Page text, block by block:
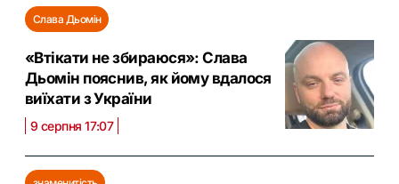
Слава Дьомін
«Втікати не збираюся»: Слава
Дьомін пояснив, як йому вдалося
виїхати з України
9 серпня 17:07